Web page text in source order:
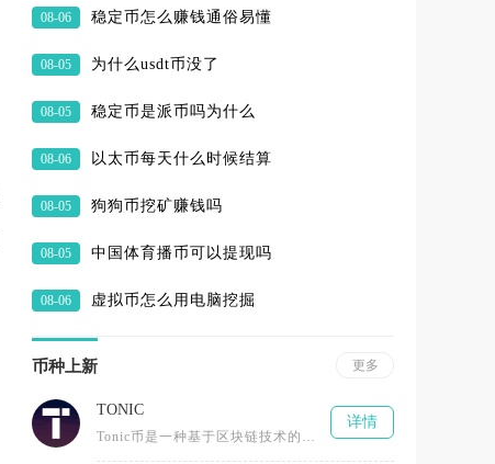
08-06 稳定币怎么赚钱通俗易懂
08-05 为什么usdt币没了
08-05 稳定币是派币吗为什么
08-06 以太币每天什么时候结算
08-05 狗狗币挖矿赚钱吗
08-05 中国体育播币可以提现吗
08-06 虚拟币怎么用电脑挖掘
币种上新 更多
TONIC
Tonic币是一种基于区块链技术的加密数字货币，采用了先进的分布式账本技术，具有去中心化、匿名性和安全性等特点。与传统货
详情